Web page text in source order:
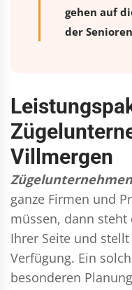
gehen auf
der
Villmergen
ganze Firmen und
müssen, dann steht
Ihrer Seite und
Verfügung. Ein
besonderen